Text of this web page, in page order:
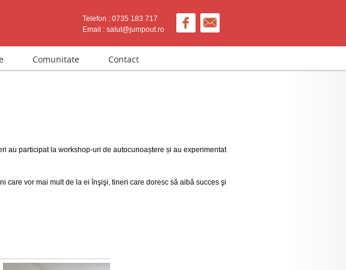
Telefon : 0735 183 717
Email : salut@jumpout.ro
Comunitate Contact
au participat la workshop-uri de autocunoaștere și au experimentat
vor mai mult de la ei înşişi, tineri care doresc să aibă succes şi